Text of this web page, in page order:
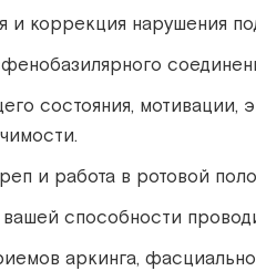
и коррекция нарушения
состояния,
и работа в ротовой
способности
аркинга,